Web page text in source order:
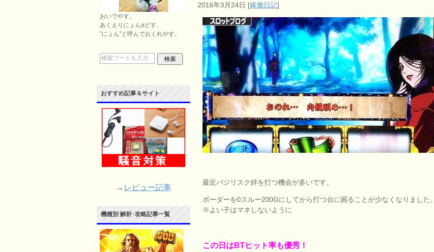
2016年3月24日 [稼働日記]
最近バジリスク絆を打つ機会が多いです。
ボーダーを0スルー200Gにしてから打つ台に困ることが少なくなりました。
※よい子はマネしないように
この日はBTヒット率も優秀！
おいでやす。
あくえりにょんαどす。
”にょん”と呼んでおくれやす。
おすすめ記事＆サイト
→ レビュー記事
機種別 解析･攻略記事一覧